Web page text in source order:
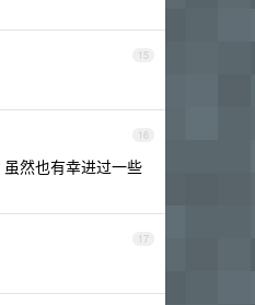
15
16
然也有幸进过一些
17